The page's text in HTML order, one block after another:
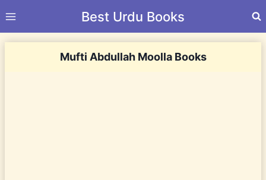
to
Best Urdu Books
Mufti Abdullah Moolla Books